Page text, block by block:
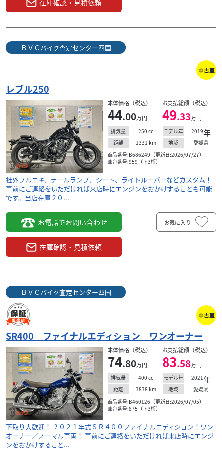
126.50万円
２０２１年式Ｎｉｎｊａ１０００ＳＸ！スライダー、エン
ジンカバー、タンクカバー、シガー装備！ 事前にご連絡を
いただければ来店時にエンジンをおかけするこ...
カワサキ
Ninja1000SX
本体価格:
２０２２年式ワンオーナー！ドラレコ、スライダー、大型
スクリーン装備！ 事前にご連絡をいただければ来店時にエ
ンジンをおかけすることも可能です。当店在庫...
在庫確認・見積依頼
ＢＶＣバイク査定センター四国
中古車
レブル250
本体価格（税込）
44.00万円
お支払総額（税込）
49.33万円
排気量 250 cc モデル年 2019年
距離 1331 km 地域
愛媛県
商品番号:B686249（更新日:2026/07/27）
車台番号:959（下3桁）
社外フルエキ、テールランプ、シート、ライトルーバーなどカスタム！
事前にご連絡をいただければ来店時にエンジンをおかけすることも可能
です。当店在庫２０...
お電話でお問い合わせ
在庫確認・見積依頼
お気に入り
ＢＶＣバイク査定センター四国
中古車
SR400 ファイナルエディション ワンオーナー
本体価格（税込）
74.80万円
お支払総額（税込）
83.58万円
排気量 400 cc モデル年 2021年
距離 3838 km 地域
愛媛県
商品番号:B460126（更新日:2026/07/05）
車台番号:875（下3桁）
下取り大歓迎！ ２０２１年式ＳＲ４００ファイナルエディション！ワン
オーナー／ノーマル車両！ 事前にご連絡をいただければ来店時にエンジ
ンをおかけすること...